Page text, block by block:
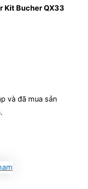
Kit Bucher QX33
và đã mua sản